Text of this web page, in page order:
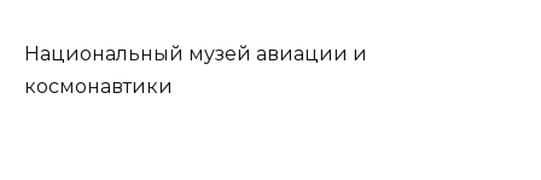
Национальный музей авиации и
космонавтики